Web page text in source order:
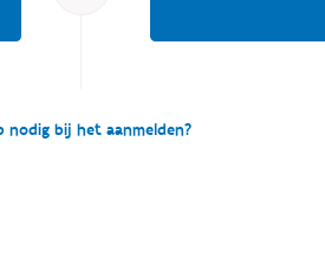
nodig bij het aanmelden?